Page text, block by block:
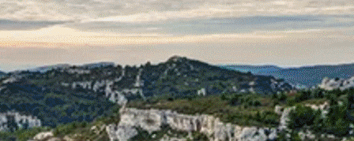
Exporter les lignes sélectionnées
Exporter toutes les colonnes
Exporter uniquement les colonnes affichées
Menu
<
>